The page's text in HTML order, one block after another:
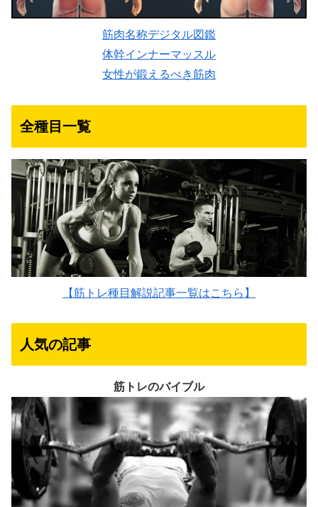
筋肉名称デジタル図鑑
体幹インナーマッスル
女性が鍛えるべき筋肉
全種目一覧
【筋トレ種目解説記事一覧はこちら】
人気の記事
筋トレのバイブル